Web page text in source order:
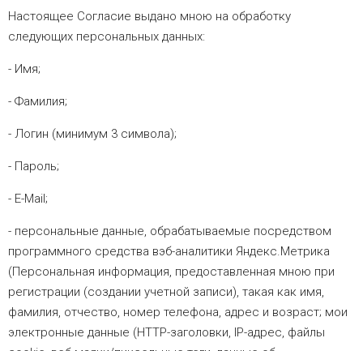
Настоящее Согласие выдано мною на обработку
следующих персональных данных:
- Имя;
- Фамилия;
- Логин (минимум 3 символа);
- Пароль;
- E-Mail;
- персональные данные, обрабатываемые посредством
программного средства вэб-аналитики Яндекс.Метрика
(Персональная информация, предоставленная мною при
регистрации (создании учетной записи), такая как имя,
фамилия, отчество, номер телефона, адрес и возраст; мои
электронные данные (HTTP-заголовки, IP-адрес, файлы